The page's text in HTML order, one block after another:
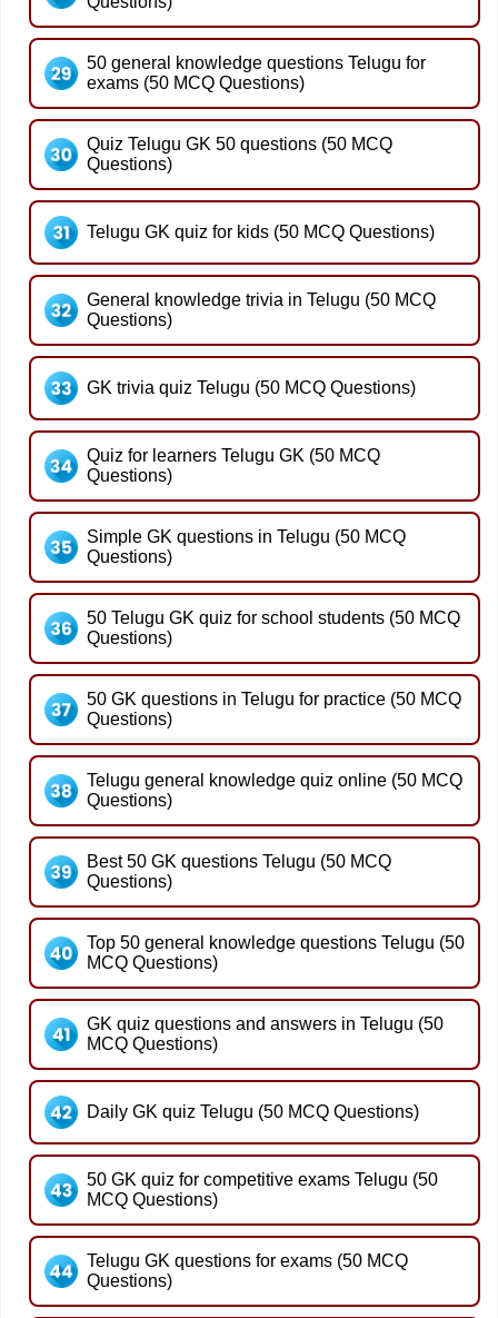
50 general knowledge questions Telugu for
exams (50 MCQ Questions)
Quiz Telugu GK 50 questions (50 MCQ
Questions)
Telugu GK quiz for kids (50 MCQ Questions)
General knowledge trivia in Telugu (50 MCQ
Questions)
GK trivia quiz Telugu (50 MCQ Questions)
Quiz for learners Telugu GK (50 MCQ
Questions)
Simple GK questions in Telugu (50 MCQ
Questions)
50 Telugu GK quiz for school students (50 MCQ
Questions)
50 GK questions in Telugu for practice (50 MCQ
Questions)
Telugu general knowledge quiz online (50 MCQ
Questions)
Best 50 GK questions Telugu (50 MCQ
Questions)
Top 50 general knowledge questions Telugu (50
MCQ Questions)
GK quiz questions and answers in Telugu (50
MCQ Questions)
Daily GK quiz Telugu (50 MCQ Questions)
50 GK quiz for competitive exams Telugu (50
MCQ Questions)
Telugu GK questions for exams (50 MCQ
Questions)